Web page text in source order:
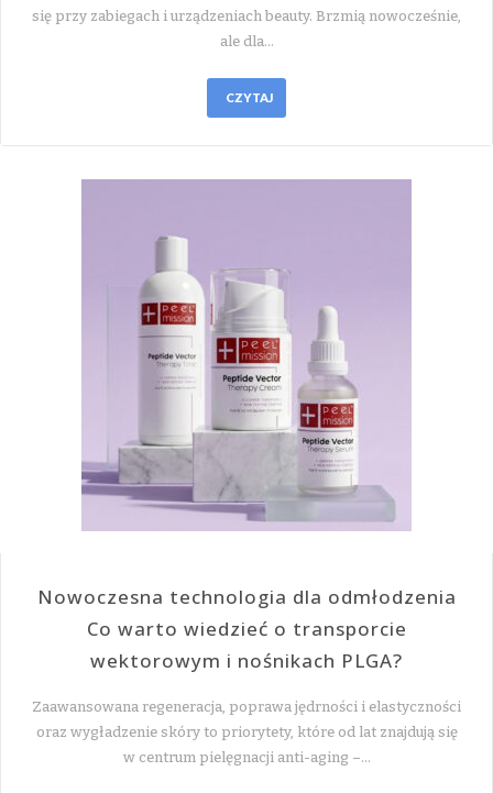
się przy zabiegach i urządzeniach beauty. Brzmią nowocześnie,
ale dla…
CZYTAJ
Nowoczesna technologia dla odmłodzenia
Co warto wiedzieć o transporcie
wektorowym i nośnikach PLGA?
Zaawansowana regeneracja, poprawa jędrności i elastyczności
oraz wygładzenie skóry to priorytety, które od lat znajdują się
w centrum pielęgnacji anti-aging –…